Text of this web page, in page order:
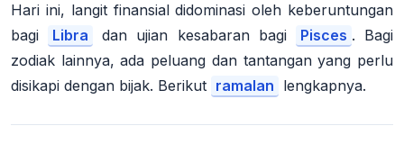
Hari ini, langit finansial didominasi oleh keberuntungan
bagi
Libra dan ujian kesabaran bagi Pisces . Bagi
zodiak lainnya, ada peluang dan tantangan yang perlu
disikapi dengan bijak. Berikut ramalan lengkapnya.